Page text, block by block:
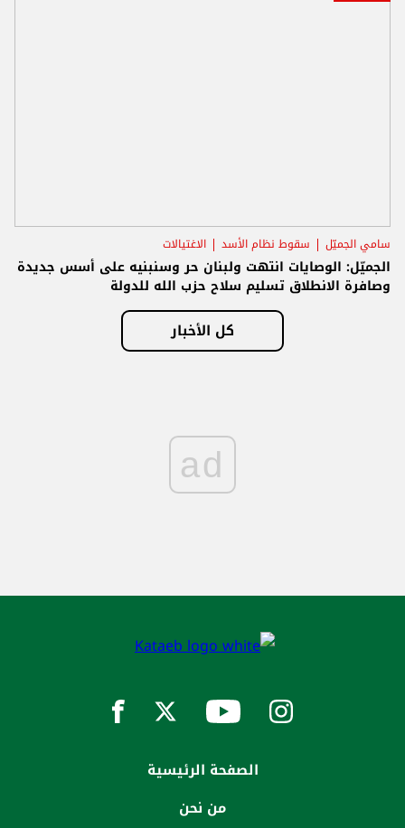
سامي الجميّل سقوط نظام الأسد الاغتيالات
الجميّل: الوصايات انتهت ولبنان حر وسنبنيه على أسس جديدة
وصافرة الانطلاق تسليم سلاح حزب الله للدولة
كل الأخبار
ad
الصفحة الرئيسية
من نحن